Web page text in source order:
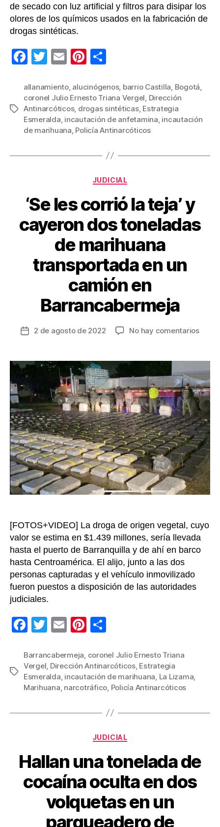
de secado con luz artificial y filtros para disipar los
olores de los químicos usados en la fabricación de
drogas sintéticas.
F
c
e
b
o
o
T
tt
er
E
ail
Pi
er
e
st
m
p
ar
tir
Etiquetas
allanamiento, alucinógenos, barrio Castilla, Bogotá,
coronel Julio Ernesto Triana Vergel, Dirección
Antinarcóticos, drogas sintéticas, Estrategia
Esmeralda, incautación de anfetamina, incautación
de marihuana, Policía Antinarcóticos
Categorías
JUDICIAL
‘Se les corrió la teja’ y
cayeron dos toneladas
de marihuana
transportada en un
camión en
Barrancabermeja
Fecha
entrada
2 de agosto de 2022 No hay comentariosen
corrió
la
teja’
y
dos
de
en
un
[FOTOS+VIDEO] La droga de origen vegetal, cuyo
valor se estima en $1.439 millones, sería llevada
hasta el puerto de Barranquilla y de ahí en barco
hasta Centroamérica. El alijo, junto a las dos
personas capturadas y el vehículo inmovilizado
fueron puestos a disposición de las autoridades
judiciales.
F
c
e
b
o
T
tt
er
E
ail
Pi
er
e
st
m
p
ar
Etiquetas
Barrancabermeja, coronel Julio Ernesto Triana
Vergel, Dirección Antinarcóticos, Estrategia
Esmeralda, incautación de marihuana, La Lizama,
Marihuana, narcotráfico, Policía Antinarcóticos
Categorías
JUDICIAL
Hallan una tonelada de
cocaína oculta en dos
volquetas en un
parqueadero de